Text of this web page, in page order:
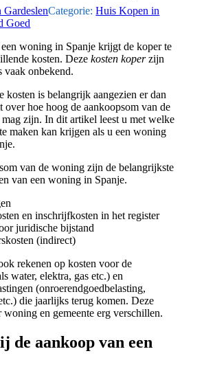
GardeslenCategorie:Huis Kopen in
Goed
woning in Spanje krijgt de koper te
kosten. Dezekosten koperzijn
vaak onbekend.
kosten is belangrijk aangezien er dan
hoe hoog de aankoopsom van de
zijn. In dit artikel leest u met welke
maken kan krijgen als u een woning
van de woning zijn de belangrijkste
van een woning in Spanje.
en inschrijfkosten in het register
juridische bijstand
(indirect)
rekenen op kosten voor de
water, elektra, gas etc.) en
(onroerendgoedbelasting,
die jaarlijks terug komen. Deze
woning en gemeente erg verschillen.
de aankoop van een